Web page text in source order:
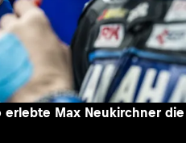
erlebte Max Neukirchner die